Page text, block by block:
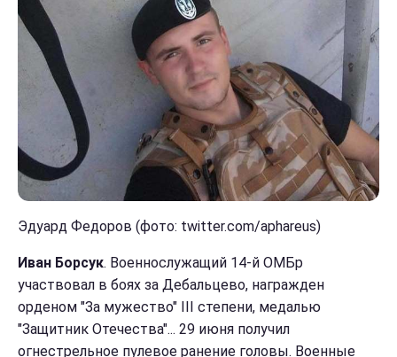
Эдуард Федоров (фото: twitter.com/aphareus)
Иван Борсук. Военнослужащий 14-й ОМБр
участвовал в боях за Дебальцево, награжден
орденом "За мужество" III степени, медалью
"Защитник Отечества"... 29 июня получил
огнестрельное пулевое ранение головы. Военные